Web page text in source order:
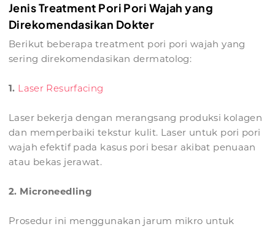
Jenis Treatment Pori Pori Wajah yang
Direkomendasikan Dokter
Berikut beberapa treatment pori pori wajah yang
sering direkomendasikan dermatolog:
1. Laser Resurfacing
Laser bekerja dengan merangsang produksi kolagen
dan memperbaiki tekstur kulit. Laser untuk pori pori
wajah efektif pada kasus pori besar akibat penuaan
atau bekas jerawat.
2. Microneedling
Prosedur ini menggunakan jarum mikro untuk